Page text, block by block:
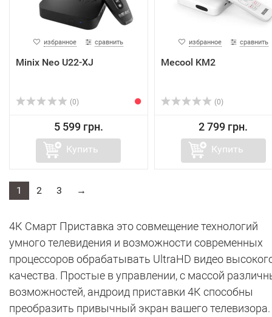
избранное сравнить
Minix Neo U22-XJ
(0)
5 599 грн.
Купить
избранное сравнить
Mecool KM2
(0)
2 799 грн.
Купить
1 2 3 →
4К Смарт Приставка это совмещение технологий
умного телевидения и возможности современных
процессоров обрабатывать UltraHD видео
качества. Простые в управлении, с массой
возможностей, андроид приставки 4К способны
преобразить привычный экран вашего телевизора.